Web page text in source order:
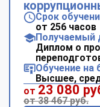
Срок
от 256 часов
Получаемый
Диплом о
Обучение на
Высшее,
от 23 080
от 38 467 руб.